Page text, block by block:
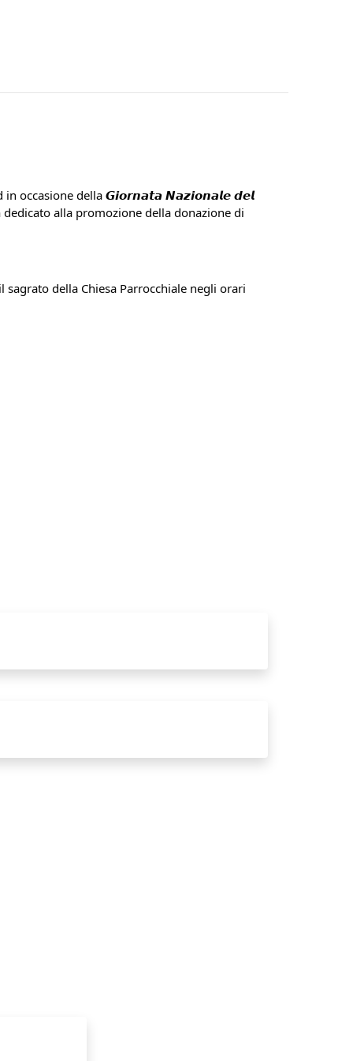
occasione della 𝙂𝙞𝙤𝙧𝙣𝙖𝙩𝙖 𝙉𝙖𝙯𝙞𝙤𝙣𝙖𝙡𝙚 𝙙𝙚𝙡
alla promozione della donazione di
della Chiesa Parrocchiale negli orari